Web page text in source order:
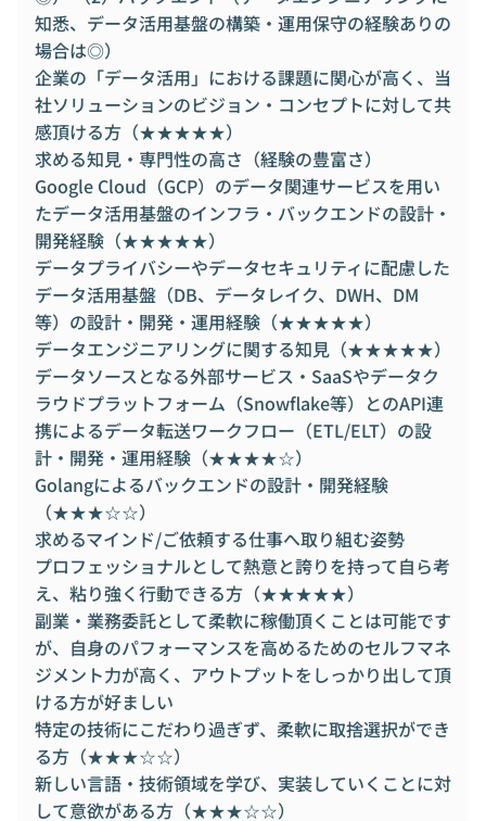
知悉、データ活用基盤の構築・運用保守の経験ありの
場合は◎）
企業の「データ活用」における課題に関心が高く、当
社ソリューションのビジョン・コンセプトに対して共
感頂ける方（★★★★★）
求める知見・専門性の高さ（経験の豊富さ）
Google Cloud（GCP）のデータ関連サービスを用い
たデータ活用基盤のインフラ・バックエンドの設計・
開発経験（★★★★★）
データプライバシーやデータセキュリティに配慮した
データ活用基盤（DB、データレイク、DWH、DM
等）の設計・開発・運用経験（★★★★★）
データエンジニアリングに関する知見（★★★★★）
データソースとなる外部サービス・SaaSやデータク
ラウドプラットフォーム（Snowflake等）とのAPI連
携によるデータ転送ワークフロー（ETL/ELT）の設
計・開発・運用経験（★★★★☆）
Golangによるバックエンドの設計・開発経験
（★★★☆☆）
求めるマインド/ご依頼する仕事へ取り組む姿勢
プロフェッショナルとして熱意と誇りを持って自ら考
え、粘り強く行動できる方（★★★★★）
副業・業務委託として柔軟に稼働頂くことは可能です
が、自身のパフォーマンスを高めるためのセルフマネ
ジメント力が高く、アウトプットをしっかり出して頂
ける方が好ましい
特定の技術にこだわり過ぎず、柔軟に取捨選択ができ
る方（★★★☆☆）
新しい言語・技術領域を学び、実装していくことに対
して意欲がある方（★★★☆☆）